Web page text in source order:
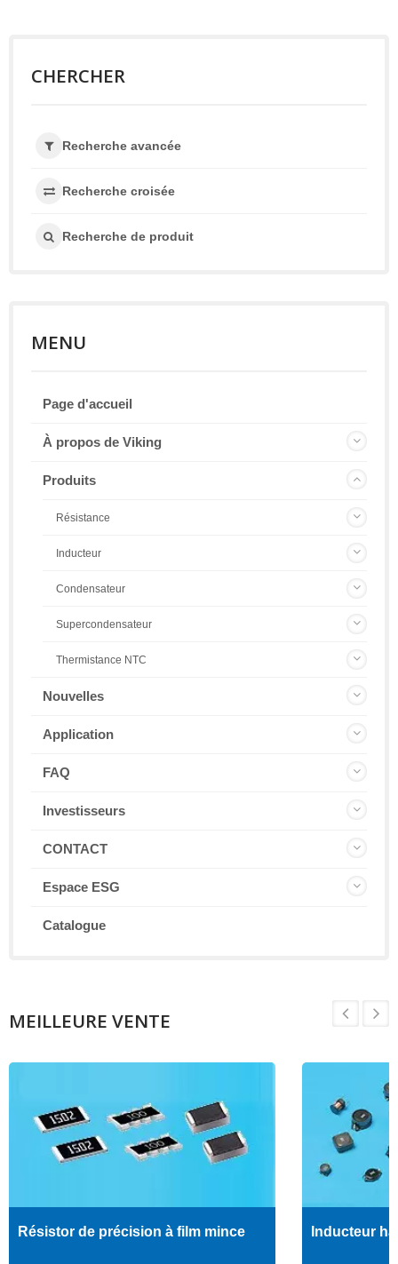
CHERCHER
Recherche avancée
Recherche croisée
Recherche de produit
MENU
Page d'accueil
À propos de Viking
Produits
Résistance
Inducteur
Condensateur
Supercondensateur
Thermistance NTC
Nouvelles
Application
FAQ
Investisseurs
CONTACT
Espace ESG
Catalogue
MEILLEURE VENTE
Résistor de précision à film mince Inducteur